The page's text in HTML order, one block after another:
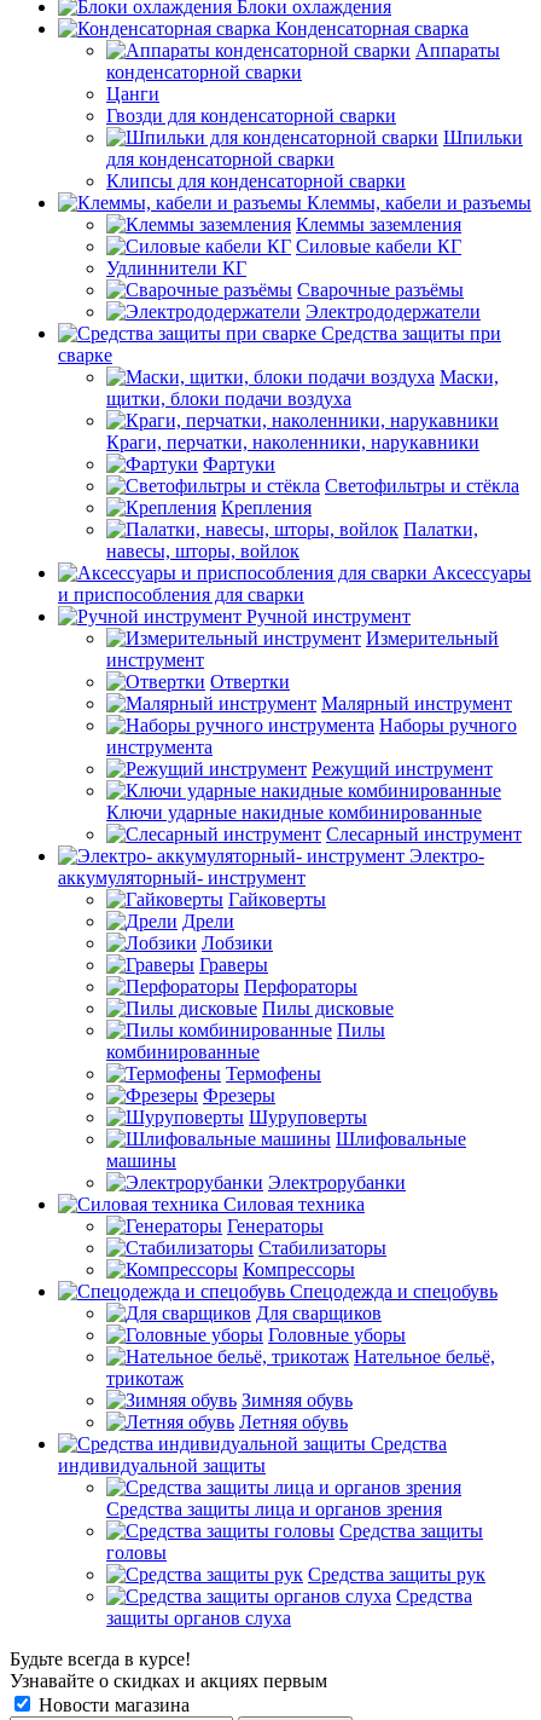
Блоки охлаждения
Конденсаторная сварка
Аппараты
конденсаторной сварки
Цанги
Гвозди для конденсаторной сварки
Шпильки
для конденсаторной сварки
Клипсы для конденсаторной сварки
Клеммы, кабели и разъемы
Клеммы заземления
Силовые кабели КГ
Удлиннители КГ
Сварочные разъёмы
Электрододержатели
Средства защиты при
сварке
Маски,
щитки, блоки подачи воздуха
Краги, перчатки, наколенники, нарукавники
Фартуки
Светофильтры и стёкла
Крепления
Палатки,
навесы, шторы, войлок
Аксессуары
и приспособления для сварки
Ручной инструмент
Измерительный
инструмент
Отвертки
Малярный инструмент
Наборы ручного
инструмента
Режущий инструмент
Ключи ударные накидные комбинированные
Слесарный инструмент
Электро-
аккумуляторный- инструмент
Гайковерты
Дрели
Лобзики
Граверы
Перфораторы
Пилы дисковые
Пилы
комбинированные
Термофены
Фрезеры
Шуруповерты
Шлифовальные
машины
Электрорубанки
Силовая техника
Генераторы
Стабилизаторы
Компрессоры
Спецодежда и спецобувь
Для сварщиков
Головные уборы
Нательное бельё,
трикотаж
Зимняя обувь
Летняя обувь
Средства
индивидуальной защиты
Средства защиты лица и органов зрения
Средства защиты
головы
Средства защиты рук
Средства
защиты органов слуха
Будьте всегда в курсе!
Узнавайте о скидках и акциях первым
Новости магазина